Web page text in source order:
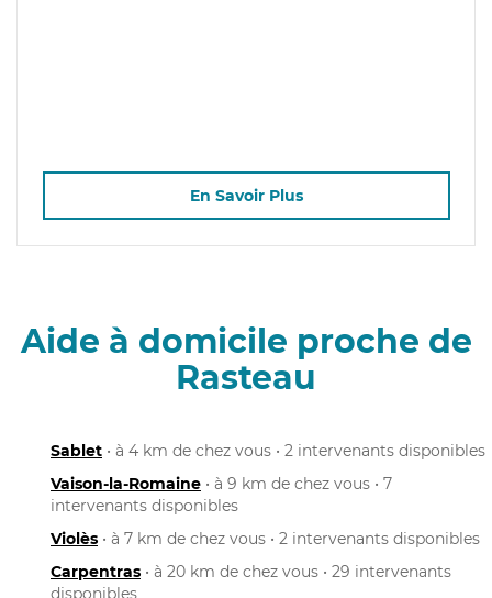
En Savoir Plus
Aide à domicile proche de
Rasteau
Sablet • à 4 km de chez vous • 2 intervenants disponibles
Vaison-la-Romaine • à 9 km de chez vous • 7
intervenants disponibles
Violès • à 7 km de chez vous • 2 intervenants disponibles
Carpentras • à 20 km de chez vous • 29 intervenants
disponibles